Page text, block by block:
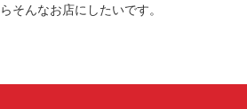
そんなお店にしたいです。